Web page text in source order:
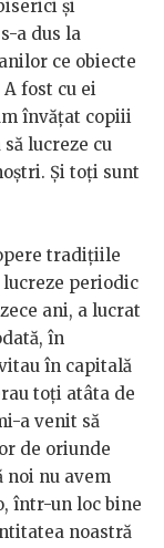
și
a dus la
ce obiecte
fost cu ei
învățat copiii
lucreze cu
Și toți sunt
tradițiile
lucreze periodic
ani, a lucrat
în
în capitală
toți atâta de
a venit să
de oriunde
noi nu avem
într-un loc bine
noastră